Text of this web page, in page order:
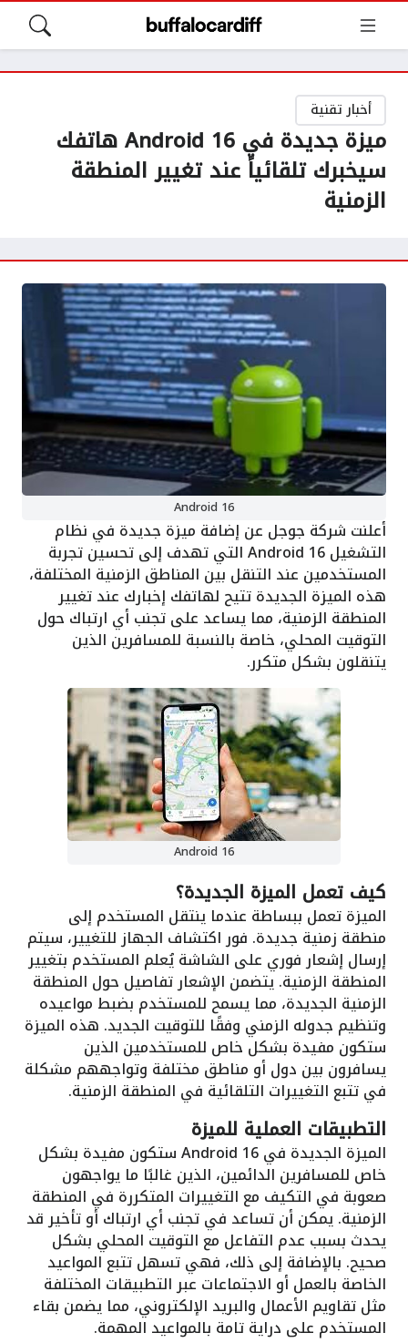
أخبار تقنية
ميزة جديدة في Android 16 هاتفك
سيخبرك تلقائياً عند تغيير المنطقة
الزمنية
Android 16
أعلنت شركة جوجل عن إضافة ميزة جديدة في نظام
التشغيل Android 16 التي تهدف إلى تحسين تجربة
المستخدمين عند التنقل بين المناطق الزمنية المختلفة،
هذه الميزة الجديدة تتيح لهاتفك إخبارك عند تغيير
المنطقة الزمنية، مما يساعد على تجنب أي ارتباك حول
التوقيت المحلي، خاصة بالنسبة للمسافرين الذين
يتنقلون بشكل متكرر.
Android 16
كيف تعمل الميزة الجديدة؟
الميزة تعمل ببساطة عندما ينتقل المستخدم إلى
منطقة زمنية جديدة. فور اكتشاف الجهاز للتغيير، سيتم
إرسال إشعار فوري على الشاشة يُعلم المستخدم بتغيير
المنطقة الزمنية. يتضمن الإشعار تفاصيل حول المنطقة
الزمنية الجديدة، مما يسمح للمستخدم بضبط مواعيده
وتنظيم جدوله الزمني وفقًا للتوقيت الجديد. هذه الميزة
ستكون مفيدة بشكل خاص للمستخدمين الذين
يسافرون بين دول أو مناطق مختلفة وتواجههم مشكلة
في تتبع التغييرات التلقائية في المنطقة الزمنية.
التطبيقات العملية للميزة
الميزة الجديدة في Android 16 ستكون مفيدة بشكل
خاص للمسافرين الدائمين، الذين غالبًا ما يواجهون
صعوبة في التكيف مع التغييرات المتكررة في المنطقة
الزمنية. يمكن أن تساعد في تجنب أي ارتباك أو تأخير قد
يحدث بسبب عدم التفاعل مع التوقيت المحلي بشكل
صحيح. بالإضافة إلى ذلك، فهي تسهل تتبع المواعيد
الخاصة بالعمل أو الاجتماعات عبر التطبيقات المختلفة
مثل تقاويم الأعمال والبريد الإلكتروني، مما يضمن بقاء
المستخدم على دراية تامة بالمواعيد المهمة.